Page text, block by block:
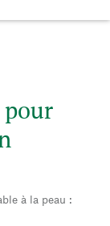
pour
à la peau :